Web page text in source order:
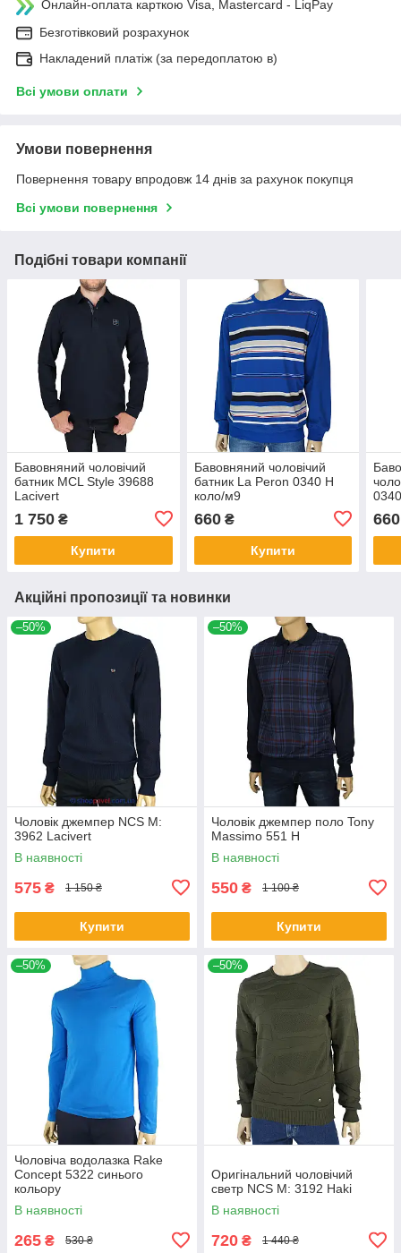
Онлайн-оплата карткою Visa, Mastercard - LiqPay
Безготівковий розрахунок
Накладений платіж (за передоплатою в)
Всі умови оплати
Умови повернення
Повернення товару впродовж 14 днів за рахунок покупця
Всі умови повернення
Подібні товари компанії
Бавовняний чоловічий
батник MCL Style 39688
Lacivert
1 750 ₴
Купити
Бавовняний чоловічий
батник La Peron 0340 H
коло/м9
660₴
Купити
660
Акційні пропозиції та новинки
–50%
Чоловік джемпер NCS M:
3962 Lacivert
В наявності
575 ₴ 1 150 ₴
Купити
–50%
Чоловік джемпер поло Tony
Massimo 551 Н
В наявності
550 ₴ 1 100 ₴
Купити
–50%
Чоловіча водолазка Rake
Concept 5322 синього
кольору
В наявності
265 ₴ 530 ₴
–50%
Оригінальний чоловічий
светр NCS M: 3192 Haki
В наявності
720 ₴ 1 440 ₴